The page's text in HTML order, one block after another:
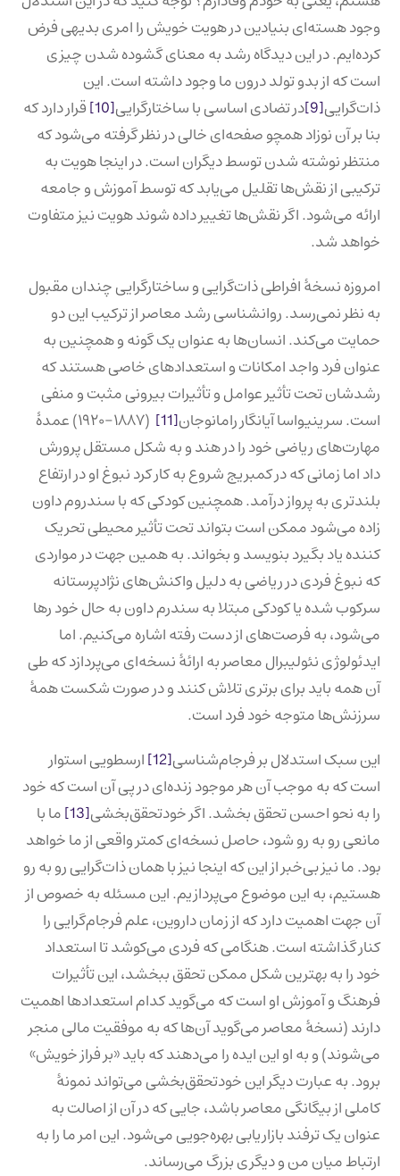
وجود هسته‌ای بنیادین در هویت خویش را امری بدیهی فرض
کرده‌ایم. در این دیدگاه رشد به معنای گشوده شدن چیزی
است که از بدو تولد درون ما وجود داشته است. این
ذات‌گرایی[9] در تضادی اساسی با ساختارگرایی[10]
قرار دارد که
بنا بر آن نوزاد همچو صفحه‌ای خالی در نظر گرفته می‌شود که
منتظر نوشته شدن توسط دیگران است. در اینجا هویت به
ترکیبی از نقش‌ها تقلیل می‌یابد که توسط آموزش و جامعه
ارائه می‌شود. اگر نقش‌ها تغییر داده شوند هویت نیز متفاوت
خواهد شد.
امروزه نسخهٔ افراطی ذات‌گرایی و ساختارگرایی چندان مقبول
به نظر نمی‌رسد. روانشناسی رشد معاصر از ترکیب این دو
حمایت می‌کند. انسان‌ها به عنوان یک گونه و همچنین به
عنوان فرد واجد امکانات و استعدادهای خاصی هستند که
رشدشان تحت تأثیر عوامل و تأثیرات بیرونی مثبت و منفی
است. سرینیواسا آیانگار رامانوجان[11]
(۱۸۸۷-۱۹۲۰) عمدهٔ
مهارت‌های ریاضی خود را در هند و به شکل مستقل پرورش
داد اما زمانی که در کمبریج شروع به کار کرد نبوغ او در ارتفاع
بلندتری به پرواز درآمد. همچنین کودکی که با سندروم داون
زاده می‌شود ممکن است بتواند تحت تأثیر محیطی تحریک
کننده یاد بگیرد بنویسد و بخواند. به همین جهت در مواردی
که نبوغ فردی در ریاضی به دلیل واکنش‌های نژادپرستانه
سرکوب شده یا کودکی مبتلا به سندرم داون به حال خود رها
می‌شود، به فرصت‌های از دست رفته اشاره می‌کنیم. اما
ایدئولوژی نئولیبرال معاصر به ارائهٔ نسخه‌ای می‌پردازد که طی
آن همه باید برای برتری تلاش کنند و در صورت شکست همهٔ
سرزنش‌ها متوجه خود فرد است.
این سبک استدلال بر فرجام‌شناسی[12]
ارسطویی استوار
است که به موجب آن هر موجود زنده‌ای در پی آن است که خود
را به نحو احسن تحقق بخشد. اگر خودتحقق‌بخشی[13]
ما با
مانعی رو به رو شود، حاصل نسخه‌ای کمتر واقعی از ما خواهد
بود. ما نیز بی‌خبر از این که اینجا نیز با همان ذات‌گرایی رو به رو
هستیم، به این موضوع می‌پردازیم. این مسئله به خصوص از
آن جهت اهمیت دارد که از زمان داروین، علم فرجام‌گرایی را
کنار گذاشته است. هنگامی که فردی می‌کوشد تا استعداد
خود را به بهترین شکل ممکن تحقق ببخشد، این تأثیرات
فرهنگ و آموزش او است که می‌گوید کدام استعدادها اهمیت
دارند (نسخهٔ معاصر می‌گوید آن‌ها که به موفقیت مالی منجر
می‌شوند) و به او این ایده را می‌دهند که باید «بر فراز خویش»
برود. به عبارت دیگر این خودتحقق‌بخشی می‌تواند نمونهٔ
کاملی از بیگانگی معاصر باشد، جایی که در آن از اصالت به
عنوان یک ترفند بازاریابی بهره‌جویی می‌شود. این امر ما را به
ارتباط میان من و دیگری بزرگ می‌رساند.